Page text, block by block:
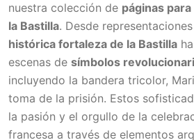
nuestra colección de páginas
la Bastilla. Desde
histórica fortaleza de la Bastilla
escenas de símbolos
incluyendo la bandera tricolor,
toma de la prisión. Estos
la pasión y el orgullo de la
francesa a través de elementos